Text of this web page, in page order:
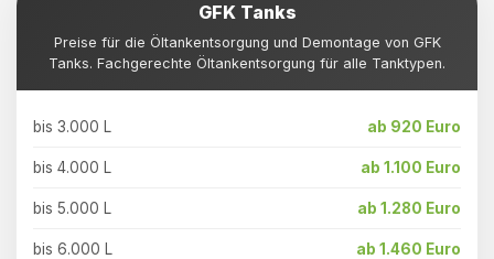
GFK Tanks
Preise für die Öltankentsorgung und Demontage von GFK
Tanks. Fachgerechte Öltankentsorgung für alle Tanktypen.
bis 3.000 L ab 920 Euro
bis 4.000 L ab 1.100 Euro
bis 5.000 L ab 1.280 Euro
bis 6.000 L ab 1.460 Euro